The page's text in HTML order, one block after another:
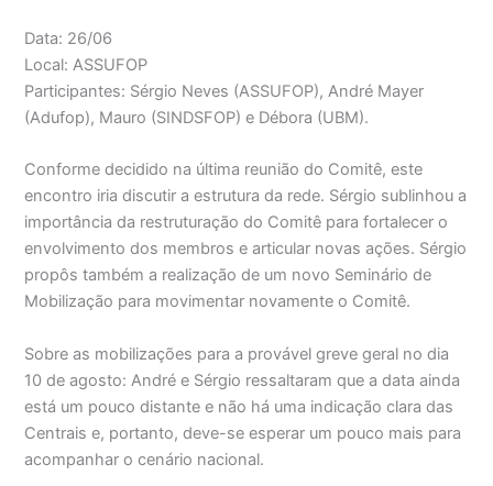
Data: 26/06
Local: ASSUFOP
Participantes: Sérgio Neves (ASSUFOP), André Mayer
(Adufop), Mauro (SINDSFOP) e Débora (UBM).
Conforme decidido na última reunião do Comitê, este
encontro iria discutir a estrutura da rede. Sérgio sublinhou a
importância da restruturação do Comitê para fortalecer o
envolvimento dos membros e articular novas ações. Sérgio
propôs também a realização de um novo Seminário de
Mobilização para movimentar novamente o Comitê.
Sobre as mobilizações para a provável greve geral no dia
10 de agosto: André e Sérgio ressaltaram que a data ainda
está um pouco distante e não há uma indicação clara das
Centrais e, portanto, deve-se esperar um pouco mais para
acompanhar o cenário nacional.